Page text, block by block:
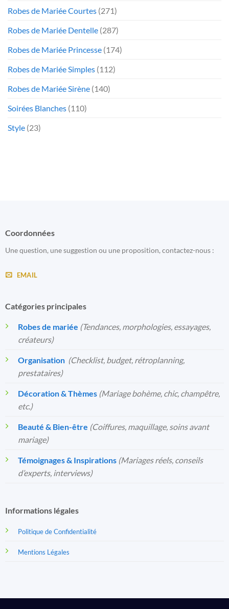
Robes de Mariée Courtes (271)
Robes de Mariée Dentelle (287)
Robes de Mariée Princesse (174)
Robes de Mariée Simples (112)
Robes de Mariée Sirène (140)
Soirées Blanches (110)
Style (23)
Coordonnées
Une question, une suggestion ou une proposition, contactez-nous :
EMAIL
Catégories principales
Robes de mariée (Tendances, morphologies, essayages,
créateurs)
Organisation️ (Checklist, budget, rétroplanning,
prestataires)
Décoration & Thèmes (Mariage bohème, chic, champêtre,
etc.)
Beauté & Bien-être (Coiffures, maquillage, soins avant
mariage)
Témoignages & Inspirations (Mariages réels, conseils
d’experts, interviews)
Informations légales
Politique de Confidentialité
Mentions Légales